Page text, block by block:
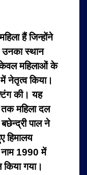
हैं जिन्होंने
उनका स्थान
केवल महिलाओं के
नेतृत्व किया।
की। यह
तक महिला दल
पाल ने
हिमालय
नाम 1990 में
किया गया।